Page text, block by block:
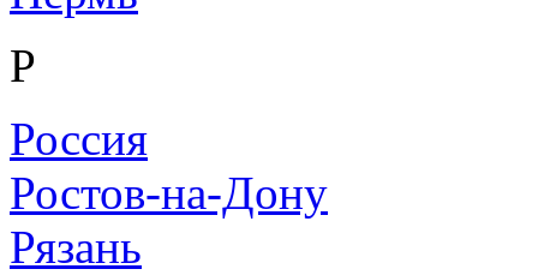
Р
Россия
Ростов-на-Дону
Рязань